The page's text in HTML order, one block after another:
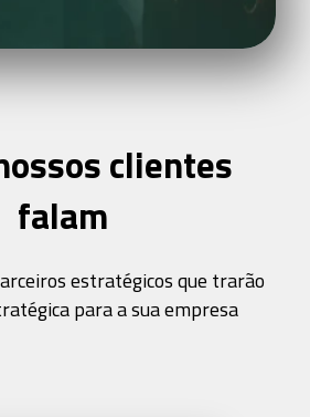
clientes
falam
estratégicos que trarão
para a sua empresa